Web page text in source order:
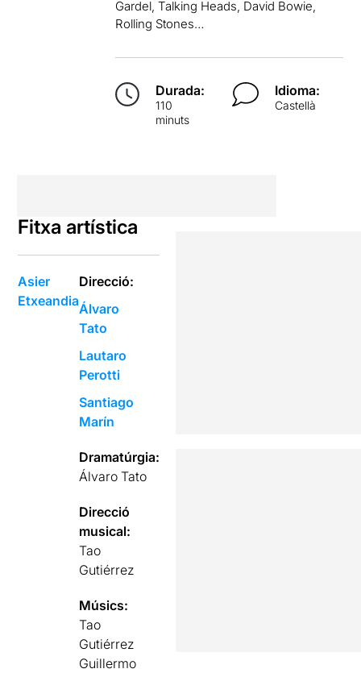
Gardel, Talking Heads, David Bowie,
Rolling Stones…
Durada:
110
minuts
Idioma:
Castellà
Fitxa artística
Asier
Etxeandia
Direcció:
Álvaro
Tato
Lautaro
Perotti
Santiago
Marín
Dramatúrgia:
Álvaro Tato
Direcció
musical:
Tao
Gutiérrez
Músics:
Tao
Gutiérrez
Guillermo